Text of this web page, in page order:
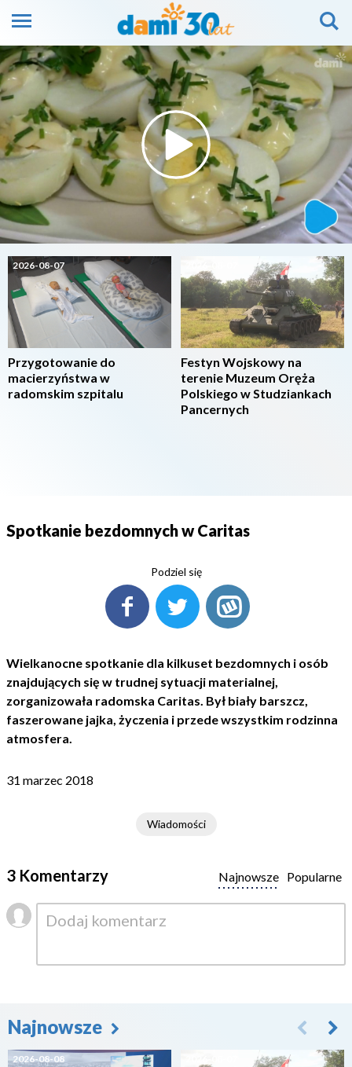
2026-08-07
Przygotowanie do
macierzyństwa w
radomskim szpitalu
Festyn Wojskowy na
terenie Muzeum Oręża
Polskiego w Studziankach
Pancernych
Spotkanie bezdomnych w Caritas
Podziel się
Wielkanocne spotkanie dla kilkuset bezdomnych i osób
znajdujących się w trudnej sytuacji materialnej,
zorganizowała radomska Caritas. Był biały barszcz,
faszerowane jajka, życzenia i przede wszystkim rodzinna
atmosfera.
31 marzec 2018
Wiadomości
3 Komentarzy Popularne
Najnowsze
Najnowsze
2026-08-08